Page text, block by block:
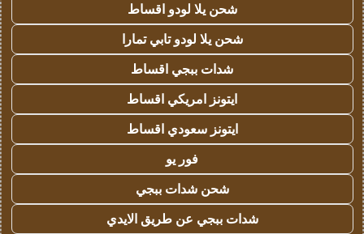
شحن يلا لودو اقساط
شحن يلا لودو تابي تمارا
شدات ببجي اقساط
ايتونز امريكي اقساط
ايتونز سعودي اقساط
فور يو
شحن شدات ببجي
شدات ببجي عن طريق الايدي